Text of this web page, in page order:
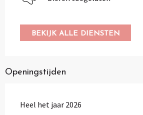
BEKIJK ALLE DIENSTEN
Openingstijden
Heel het jaar 2026